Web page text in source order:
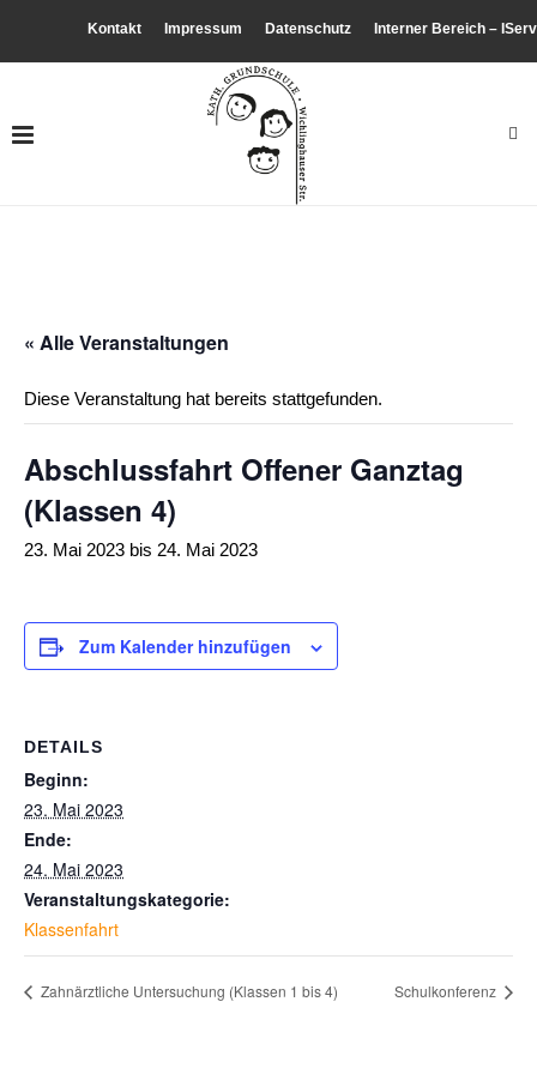
Kontakt Impressum Datenschutz Interner Bereich – IServ
« Alle Veranstaltungen
Diese Veranstaltung hat bereits stattgefunden.
Abschlussfahrt Offener Ganztag
(Klassen 4)
23. Mai 2023 bis 24. Mai 2023
Zum Kalender hinzufügen
DETAILS
Beginn:
23. Mai 2023
Ende:
24. Mai 2023
Veranstaltungskategorie:
Klassenfahrt
Zahnärztliche Untersuchung (Klassen 1 bis 4) Schulkonferenz